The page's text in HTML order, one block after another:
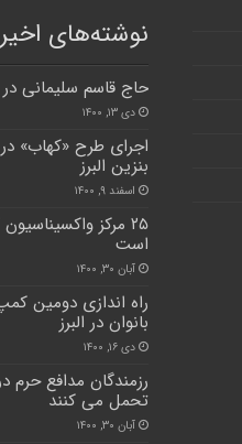
نوشته‌های اخیر
حاج قاسم سلیمانی
دی ۱۳, ۱۴۰۰
اجرای طرح «کهاب»
بنزین البرز
اسفند ۹, ۱۴۰۰
۲۵ مرکز
است
آبان ۳۰, ۱۴۰۰
بانوان در البرز
دی ۱۶, ۱۴۰۰
رزمندگان مدافع حرم
تحمل می کنند
آبان ۳۰, ۱۴۰۰